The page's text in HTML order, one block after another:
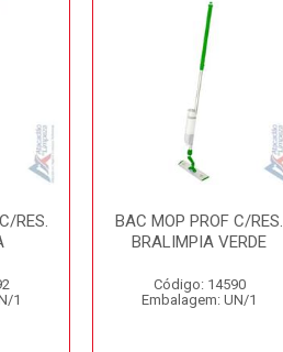
RES.
1
BAC MOP PROF C/RES.
BRALIMPIA VERDE
Código: 14590
Embalagem: UN/1